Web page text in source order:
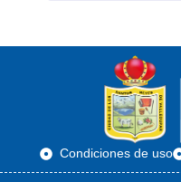
Condiciones de uso